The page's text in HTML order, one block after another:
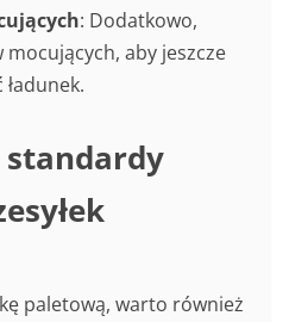
: Dodatkowo,
aby jeszcze
paletową, warto również